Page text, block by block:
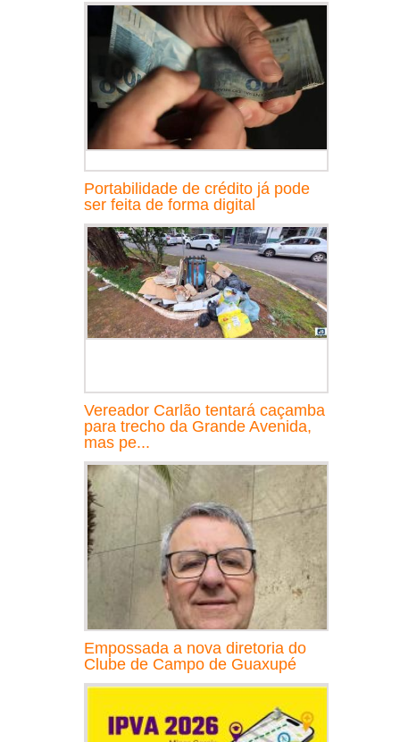
Portabilidade de crédito já pode
ser feita de forma digital
Vereador Carlão tentará caçamba
para trecho da Grande Avenida,
mas pe...
Empossada a nova diretoria do
Clube de Campo de Guaxupé